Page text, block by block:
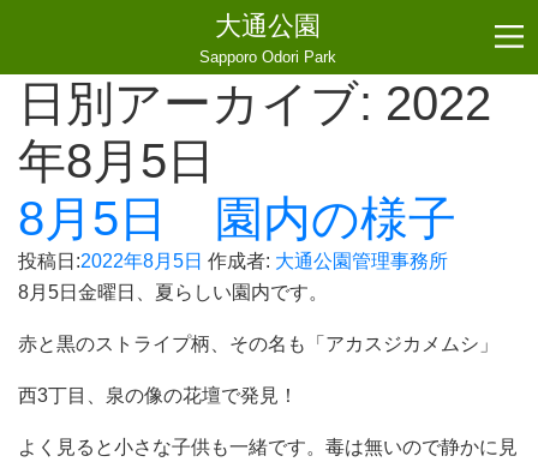
大通公園
Sapporo Odori Park
日別アーカイブ: 2022
年8月5日
8月5日 園内の様子
投稿日:2022年8月5日 作成者: 大通公園管理事務所
8月5日金曜日、夏らしい園内です。
赤と黒のストライプ柄、その名も「アカスジカメムシ」
西3丁目、泉の像の花壇で発見！
よく見ると小さな子供も一緒です。毒は無いので静かに見